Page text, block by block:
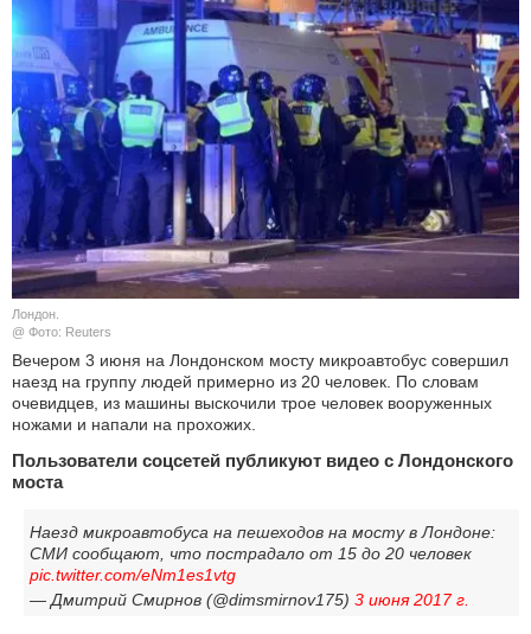
ЭКОНОМИКА
В МИРЕ
ОБЩЕСТВО
КУЛЬТУРА
НАУКА
СПОРТ
АВТО И МОТО
Лондон.
@ Фото: Reuters
Вечером 3 июня на Лондонском мосту микроавтобус совершил
наезд на группу людей примерно из 20 человек. По словам
очевидцев, из машины выскочили трое человек вооруженных
ножами и напали на прохожих.
Пользователи соцсетей публикуют видео с Лондонского
моста
Наезд микроавтобуса на пешеходов на мосту в Лондоне:
СМИ сообщают, что пострадало от 15 до 20 человек
pic.twitter.com/eNm1es1vtg
— Дмитрий Смирнов (@dimsmirnov175) 3 июня 2017 г.